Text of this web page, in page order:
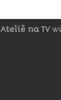
Ateliê na TV